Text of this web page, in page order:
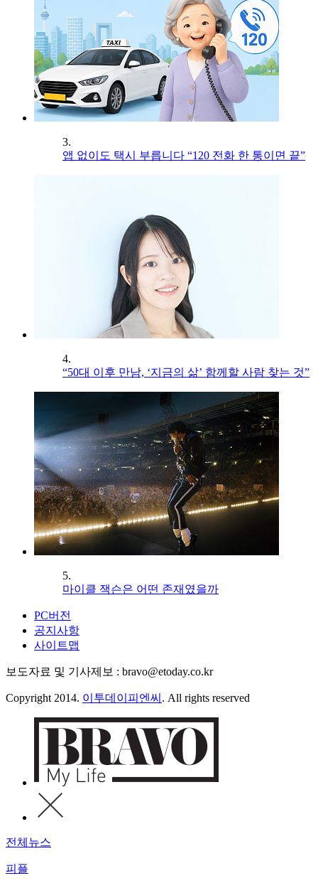
3.
앱 없이도 택시 부릅니다 “120 전화 한 통이면 끝”
4.
“50대 이후 만남, ‘지금의 삶’ 함께할 사람 찾는 것”
5.
마이클 잭슨은 어떤 존재였을까
PC버전
공지사항
사이트맵
보도자료 및 기사제보 : bravo@etoday.co.kr
Copyright 2014. 이투데이피엔씨 . All rights reserved
전체뉴스
피플